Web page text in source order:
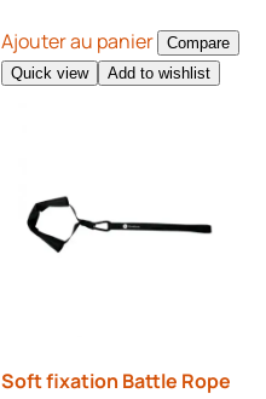
Ajouter au panier
Compare
Quick view
Add to wishlist
Soft fixation Battle Rope